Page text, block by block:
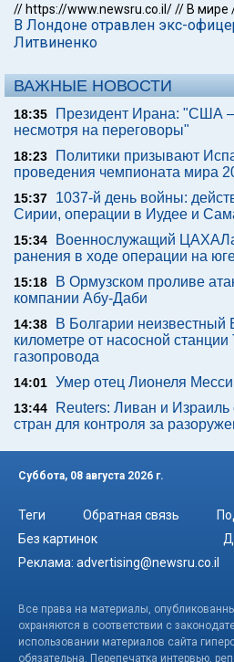
// https://www.newsru.co.il/// В мире
В Лондоне отравлен экс-
Литвиненко
ВАЖНЫЕ НОВОСТИ
18:35
Президент Ирана: "США
несмотря на переговоры"
18:23
Политики призывают
проведения чемпионата мира
15:37
1037-й день войны:
Сирии, операции в Иудее и
15:34
Военнослужащий
ранения в ходе операции на
15:18
В Ормузском проливе
компании Абу-Даби
14:38
В Болгарии
километре от насосной станции
газопровода
14:01 Умер отец Лионеля Месси
13:44
Reuters: Ливан и Израиль
стран для контроля за
Суббота, 08 августа 2026 г.
Теги Обратная связь
Без картинок
Реклама: advertising@newsru.co.il
Все права на материалы,
охраняются в соответствии с
использовании материалов сайта
обязательна. Перепечатка интервью,